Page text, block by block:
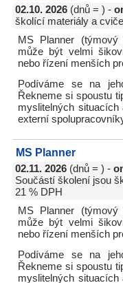
02.10. 2026 (dnů = ) -
školící materiály a
MS Planner
může být velmi
nebo řízení menších
Podíváme se na
Řekneme si spoustu
myslitelných
externí
MS Planner
02.11. 2026 (dnů = ) -
Součástí školení jsou
21 % DPH
MS Planner
může být velmi
nebo řízení menších
Podíváme se na
Řekneme si spoustu
myslitelných